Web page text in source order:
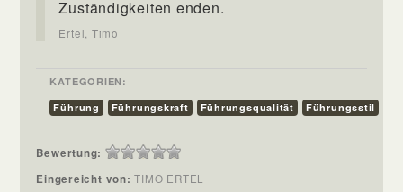
Zuständigkeiten enden.
Ertel, Timo
KATEGORIEN:
Führung
Führungskraft Führungsqualität Führungsstil
Bewertung:
Eingereicht von:TIMO ERTEL